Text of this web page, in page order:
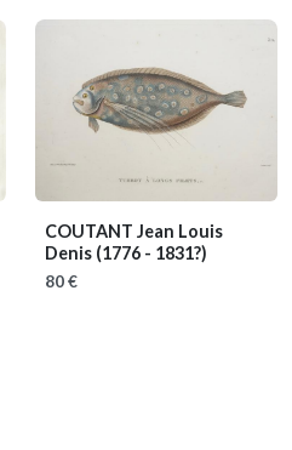
COUTANT Jean Louis
Denis (1776 - 1831?)
80 €